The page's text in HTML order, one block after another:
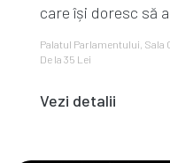
care își doresc să
Palatul Parlamentului, Sala
De la 35 Lei
Vezi detalii